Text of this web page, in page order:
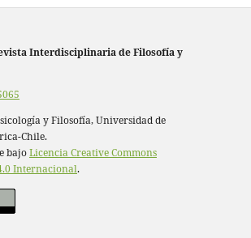
Interdisciplinaria de Filosofía y
y Filosofía, Universidad de
Chile.
bajoLicencia Creative Commons
Internacional.